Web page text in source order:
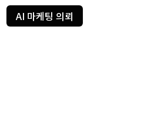
AI 마케팅 의뢰